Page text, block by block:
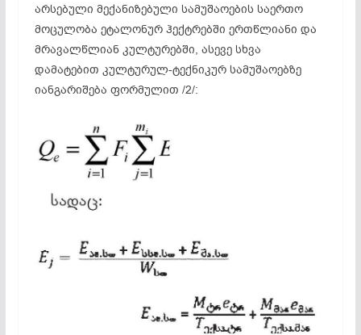
არსებული მექანიზებული სამუშაოების საერთო
მოცულობა ეტალონურ ჰექტრებში ერთწლიანი და
მრავალწლიან კულტურებში, ასევე სხვა
დამატებით კულტურულ-ტექნიკურ სამუშაოებზე
იანგარიშება ფორმულით /2/: